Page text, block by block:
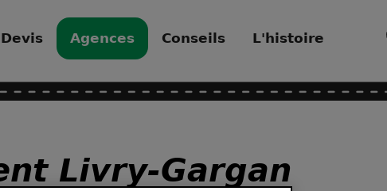
Devis Agences Conseils L'histoire
Livry-Gargan